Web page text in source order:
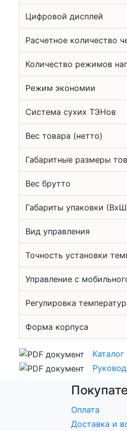
Цифровой дисплей
Расчетное количество
Количество режимов
Режим экономии
Система сухих ТЭНов
Вес товара (нетто)
Габаритные размеры
Вес брутто
Габариты упаковки
Вид управления
Точность установки
Управление c
Регулировка
Форма корпуса
Оплата
Доставка и